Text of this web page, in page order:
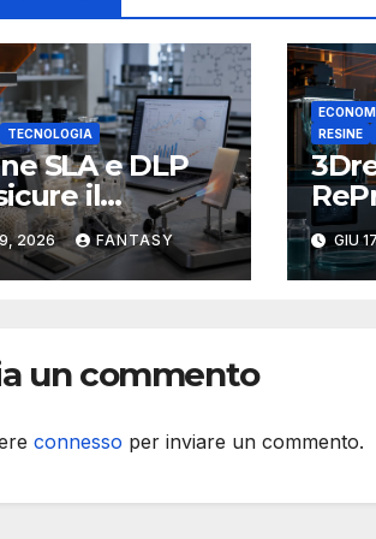
TECNOLOGIA
SLA e DLP
il
FSM-
lavora sul
di fiamma
2026 FANTASY
RESINE
3D
GIU
un commento
connesso per inviare un commento.